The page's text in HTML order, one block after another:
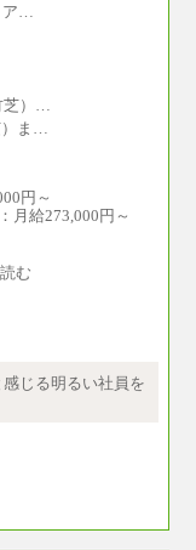
…
）…
ま…
円～
月給273,000円～
す
む
じる明るい社員を